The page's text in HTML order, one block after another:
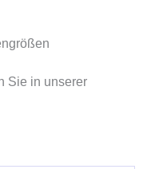
Sie in unserer